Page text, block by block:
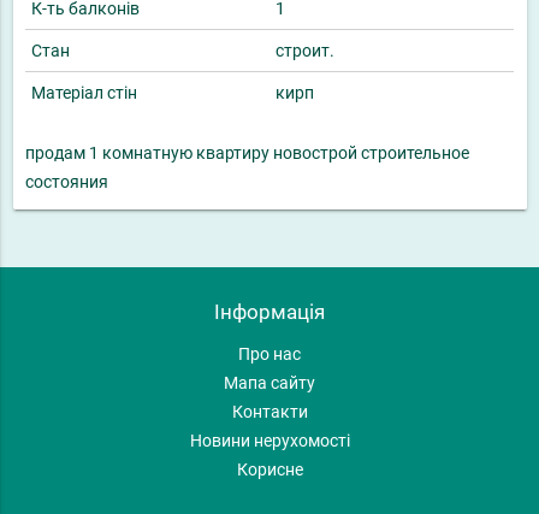
К-ть балконів 1
Стан строит.
Матеріал стін кирп
продам 1 комнатную квартиру новострой строительное
состояния
Інформація
Про нас
Мапа сайту
Контакти
Новини нерухомості
Корисне